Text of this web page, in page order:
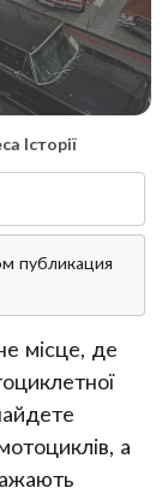
Історії
публикация
місце, де
а